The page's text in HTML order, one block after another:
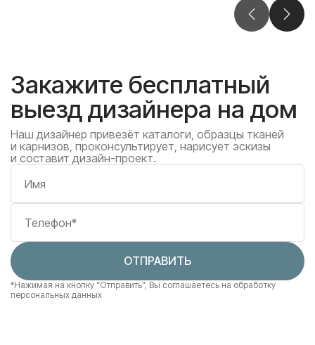
Закажите бесплатный
выезд дизайнера на дом
Наш дизайнер привезёт каталоги, образцы тканей
и карнизов, проконсультирует, нарисует эскизы
и составит дизайн-проект.
Имя
Телефон*
ОТПРАВИТЬ
*Нажимая на кнопку “Отправить”, Вы соглашаетесь на обработку
персональных данных